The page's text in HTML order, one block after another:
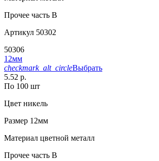
Прочее часть B
Артикул 50302
50306
12мм
checkmark_alt_circleВыбрать
5.52 р.
По 100 шт
Цвет никель
Размер 12мм
Материал цветной металл
Прочее часть B